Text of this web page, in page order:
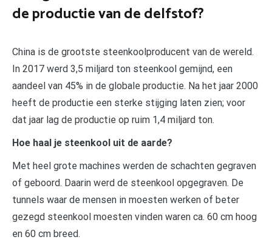
de productie van de delfstof?
China is de grootste steenkoolproducent van de wereld.
In 2017 werd 3,5 miljard ton steenkool gemijnd, een
aandeel van 45% in de globale productie. Na het jaar 2000
heeft de productie een sterke stijging laten zien; voor
dat jaar lag de productie op ruim 1,4 miljard ton.
Hoe haal je steenkool uit de aarde?
Met heel grote machines werden de schachten gegraven
of geboord. Daarin werd de steenkool opgegraven. De
tunnels waar de mensen in moesten werken of beter
gezegd steenkool moesten vinden waren ca. 60 cm hoog
en 60 cm breed.